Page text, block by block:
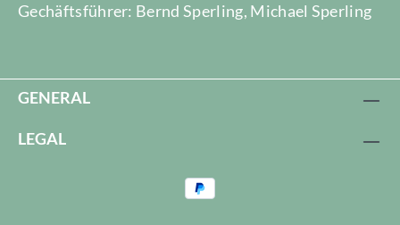
Gechäftsführer: Bernd Sperling, Michael Sperling
GENERAL
LEGAL